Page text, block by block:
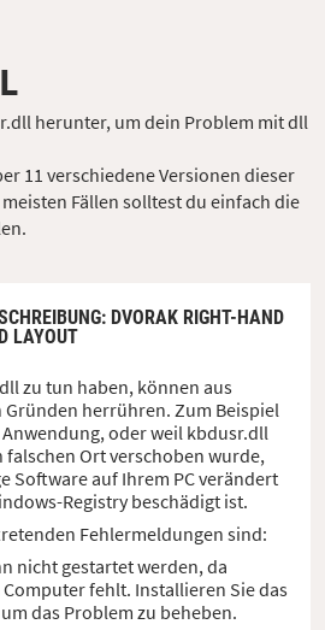
herunter, um dein Problem mit dll
11 verschiedene Versionen dieser
Fällen solltest du einfach die
: DVORAK RIGHT-HAND
LAYOUT
zu tun haben, können aus
herrühren. Zum Beispiel
oder weil kbdusr.dll
falschen Ort verschoben wurde,
Software auf Ihrem PC verändert
Registry beschädigt ist.
Fehlermeldungen sind:
nicht gestartet werden, da
fehlt. Installieren Sie das
das Problem zu beheben.